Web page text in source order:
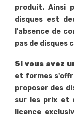
produit. Ainsi
disques est
l'absence de
pas de disques
Si vous avez
et formes
proposer des
sur les prix et
licence